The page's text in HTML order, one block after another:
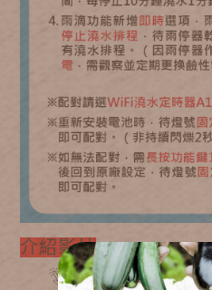
介紹影片